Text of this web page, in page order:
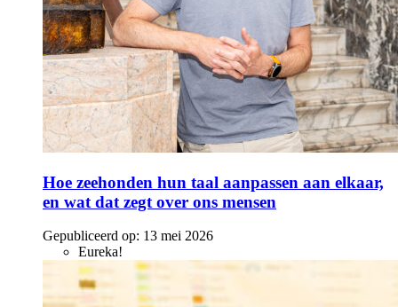
Hoe zeehonden hun taal aanpassen aan elkaar,
en wat dat zegt over ons mensen
Gepubliceerd op: 13 mei 2026
Eureka!